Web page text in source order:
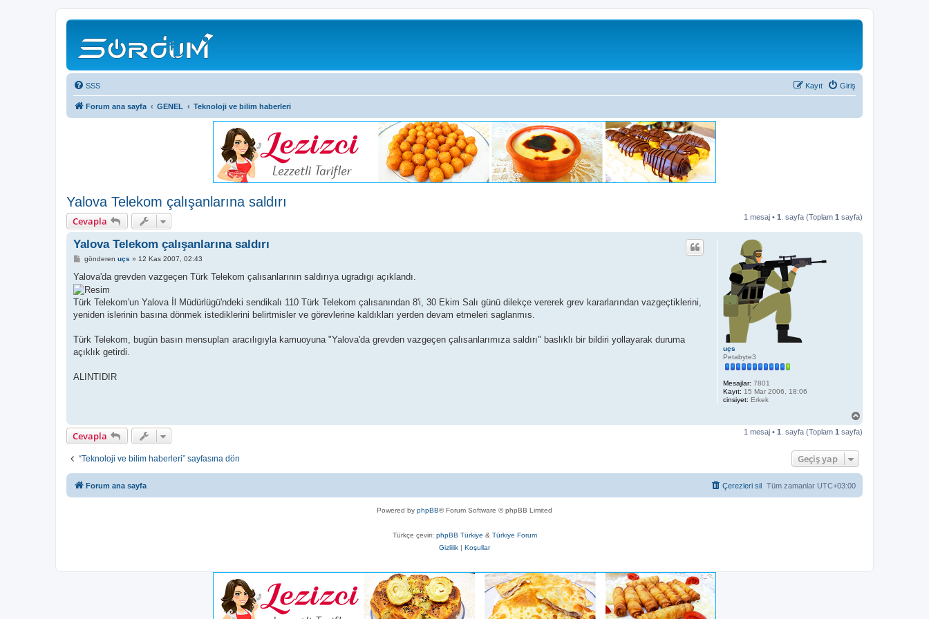
SSS Giriş
Kayıt
Forum ana sayfa GENEL Teknoloji ve bilim haberleri
Yalova Telekom çalışanlarına saldırı
Cevapla 1 mesaj • 1 . sayfa (Toplam 1 sayfa)
uçs
Petabyte3
Mesajlar: 7801
Kayıt: 15 Mar 2006, 18:06
cinsiyet: Erkek
Yalova Telekom çalışanlarına saldırı
M
s
a
j
gönderen uçs » 12 Kas 2007, 02:43
Yalova'da grevden vazgeçen Türk Telekom çalısanlarının saldırıya ugradıgı açıklandı.
Türk Telekom'un Yalova İl Müdürlügü'ndeki sendikalı 110 Türk Telekom çalısanından 8'i, 30 Ekim Salı günü dilekçe vererek grev kararlarından vazgeçtiklerini,
yeniden islerinin basına dönmek istediklerini belirtmisler ve görevlerine kaldıkları yerden devam etmeleri saglanmıs.
Türk Telekom, bugün basın mensupları aracılıgıyla kamuoyuna "Yalova'da grevden vazgeçen çalısanlarımıza saldırı" baslıklı bir bildiri yollayarak duruma
açıklık getirdi.
ALINTIDIR
Cevapla 1 mesaj • 1 . sayfa (Toplam 1 sayfa)
“Teknoloji ve bilim haberleri” sayfasına dön Geçiş yap
Forum ana sayfa Tüm zamanlar UTC+03:00
Çerezleri sil
Powered by phpBB® Forum Software © phpBB Limited
Türkçe çeviri: phpBB Türkiye & Türkiye Forum
Gizlilik | Koşullar